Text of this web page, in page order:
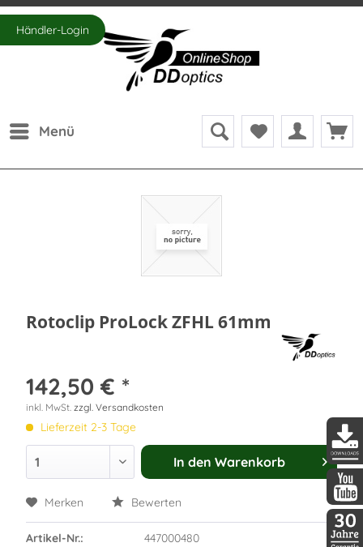
Händler-Login
Menü
Rotoclip ProLock ZFHL 61mm
142,50 € *
inkl. MwSt. zzgl. Versandkosten
Lieferzeit 2-3 Tage
In den Warenkorb
Merken Bewerten
Artikel-Nr.: 447000480